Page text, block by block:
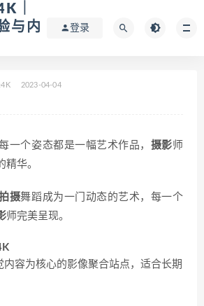
｜
与内
登录
2023-04-04
一个姿态都是一幅艺术作品， 摄影师
精华。
摄舞蹈成为一门动态的艺术，每一个
师完美呈现。
容为核心的影像聚合站点，适合长期